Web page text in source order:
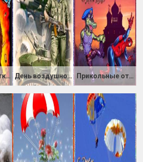
С днём ВДВ открытка прикольная День воздушно-десантных войск (День ВДВ) Прикольные открытки с днем ВДВ